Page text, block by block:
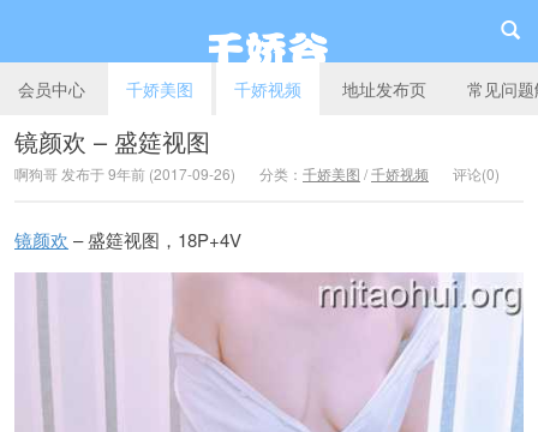
千娇谷
会员中心 千娇美图 千娇视频 地址发布页 常见问
镜颜欢 – 盛筵视图
啊狗哥 发布于 9年前 (2017-09-26) 分类： 千娇美图 /千娇视频 评论(0)
镜颜欢 – 盛筵视图，18P+4V